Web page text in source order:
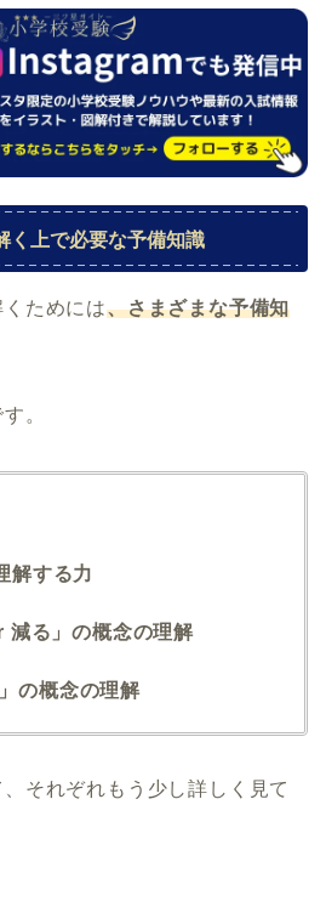
く上で必要な予備知識
ためには、さまざまな予備知
。
解する力
る」の概念の理解
の概念の理解
それぞれもう少し詳しく見て